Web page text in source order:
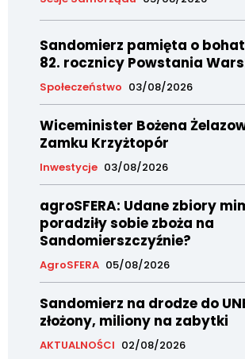
Sandomierz pamięta o
82. rocznicy Powstania
Społeczeństwo 03/08/2026
Wiceminister Bożena
Zamku Krzyżtopór
Inwestycje 03/08/2026
agroSFERA: Udane zbiory
poradziły sobie zboża na
Sandomierszczyźnie?
AgroSFERA 05/08/2026
Sandomierz na drodze do
złożony, miliony na zabytki
AKTUALNOŚCI 02/08/2026